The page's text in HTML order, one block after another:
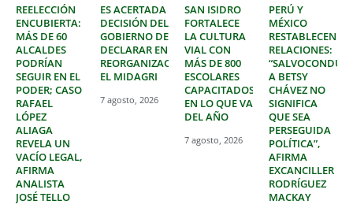
REELECCIÓN
ENCUBIERTA:
MÁS DE 60
ALCALDES
PODRÍAN
SEGUIR EN EL
PODER; CASO
RAFAEL
LÓPEZ
ALIAGA
REVELA UN
VACÍO LEGAL,
AFIRMA
ANALISTA
JOSÉ TELLO
ES ACERTADA
DECISIÓN DEL
GOBIERNO DE
DECLARAR EN
REORGANIZACIÓN
EL MIDAGRI
7 agosto, 2026
SAN ISIDRO
FORTALECE
LA CULTURA
VIAL CON
MÁS DE 800
ESCOLARES
CAPACITADOS
EN LO QUE VA
DEL AÑO
7 agosto, 2026
PERÚ Y
MÉXICO
RESTABLECEN
RELACIONES:
A BETSY
CHÁVEZ NO
SIGNIFICA
QUE SEA
PERSEGUIDA
POLÍTICA”,
AFIRMA
EXCANCILLER
RODRÍGUEZ
MACKAY